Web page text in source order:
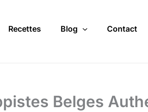
Recettes Blog Contact
Belges